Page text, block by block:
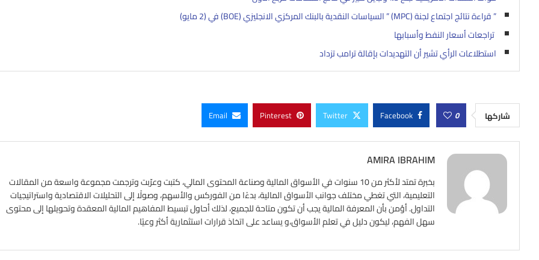
” قراءة نتائج اجتماع لجنة (MPC) ” السياسات النقدية بالبنك المركزي الانجليزي (BOE) في (2 مايو)
تراجعات أسعار النفط وأسبابها
استطلاعات الرأي تشير أن التهديدات بإقالة ترامب تزداد
شاركها 0
Facebook
Twitter
Pinterest
Email
AMIRA IBRAHIM
بخبرة تمتد لأكثر من 10 سنوات في الأسواق المالية وصناعة المحتوى المالي، كتبت وعرّبت وترجمت مجموعة واسعة من المقالات
التعليمية، التي تغطي مختلف جوانب الأسواق المالية، بدءًا من الفوركس والأسهم، وصولًا إلى التحليلات الاقتصادية واستراتيجيات
التداول. أؤمن بأن المعرفة المالية يجب أن تكون متاحة للجميع، لذلك أحاول تبسيط المفاهيم المالية المعقدة وتحويلها إلى محتوى
سهل الفهم، ليكون دليل في تعلم الأسواق،و يساعد على اتخاذ قرارات استثمارية أكثر وعيًا.